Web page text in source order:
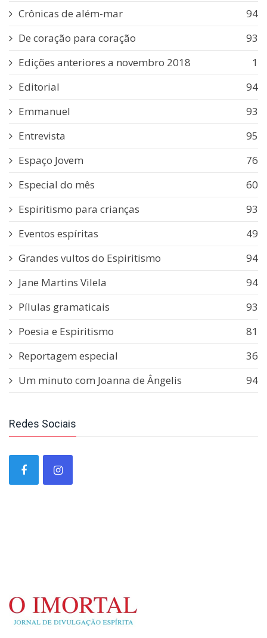
Crônicas de além-mar
94
De coração para coração
93
Edições anteriores a novembro 2018
1
Editorial
94
Emmanuel
93
Entrevista
95
Espaço Jovem
76
Especial do mês
60
Espiritismo para crianças
93
Eventos espíritas
49
Grandes vultos do Espiritismo
94
Jane Martins Vilela
94
Pílulas gramaticais
93
Poesia e Espiritismo
81
Reportagem especial
36
Um minuto com Joanna de Ângelis
94
Redes Sociais